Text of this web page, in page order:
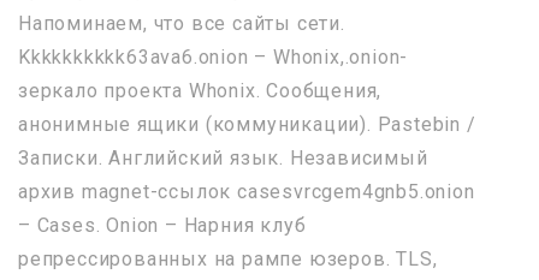
Напоминаем, что все сайты сети.
Kkkkkkkkkk63ava6.onion – Whonix,.onion-
зеркало проекта Whonix. Сообщения,
анонимные ящики (коммуникации). Pastebin /
Записки. Английский язык. Независимый
архив magnet-ссылок casesvrcgem4gnb5.onion
– Cases. Onion – Нарния клуб
репрессированных на рампе юзеров. TLS,